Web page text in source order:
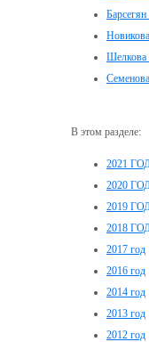
Шелкова
В этом разделе:
2021
2020
2019
2018
2017 год
2016 год
2014 год
2013 год
2012 год